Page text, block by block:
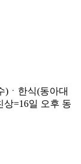
)ㆍ한식(동아대
=16일 오후 동